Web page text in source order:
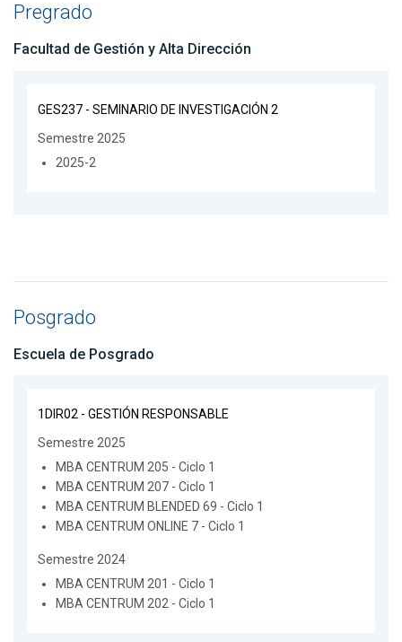
Pregrado
Facultad de Gestión y Alta Dirección
GES237 - SEMINARIO DE INVESTIGACIÓN 2
Semestre 2025
2025-2
Posgrado
Escuela de Posgrado
1DIR02 - GESTIÓN RESPONSABLE
Semestre 2025
MBA CENTRUM 205 - Ciclo 1
MBA CENTRUM 207 - Ciclo 1
MBA CENTRUM BLENDED 69 - Ciclo 1
MBA CENTRUM ONLINE 7 - Ciclo 1
Semestre 2024
MBA CENTRUM 201 - Ciclo 1
MBA CENTRUM 202 - Ciclo 1